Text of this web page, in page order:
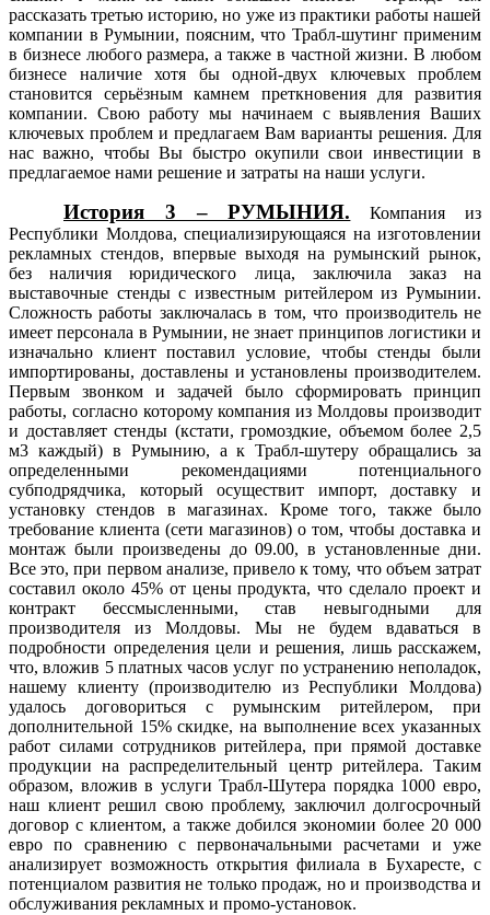
рассказать третью историю, но уже из практики работы нашей
компании в Румынии, поясним, что Трабл-шутинг применим
в бизнесе любого размера, а также в частной жизни. В любом
бизнесе наличие хотя бы одной-двух ключевых проблем
становится серьёзным камнем преткновения для развития
компании. Свою работу мы начинаем с выявления Ваших
ключевых проблем и предлагаем Вам варианты решения. Для
нас важно, чтобы Вы быстро окупили свои инвестиции в
предлагаемое нами решение и затраты на наши услуги.
История 3 – РУМЫНИЯ. Компания из
Республики Молдова, специализирующаяся на изготовлении
рекламных стендов, впервые выходя на румынский рынок,
без наличия юридического лица, заключила заказ на
выставочные стенды с известным ритейлером из Румынии.
Сложность работы заключалась в том, что производитель не
имеет персонала в Румынии, не знает принципов логистики и
изначально клиент поставил условие, чтобы стенды были
импортированы, доставлены и установлены производителем.
Первым звонком и задачей было сформировать принцип
работы, согласно которому компания из Молдовы производит
и доставляет стенды (кстати, громоздкие, объемом более 2,5
м3 каждый) в Румынию, а к Трабл-шутеру обращались за
определенными рекомендациями потенциального
субподрядчика, который осуществит импорт, доставку и
установку стендов в магазинах. Кроме того, также было
требование клиента (сети магазинов) о том, чтобы доставка и
монтаж были произведены до 09.00, в установленные дни.
Все это, при первом анализе, привело к тому, что объем затрат
составил около 45% от цены продукта, что сделало проект и
контракт бессмысленными, став невыгодными для
производителя из Молдовы. Мы не будем вдаваться в
подробности определения цели и решения, лишь расскажем,
что, вложив 5 платных часов услуг по устранению неполадок,
нашему клиенту (производителю из Республики Молдова)
удалось договориться с румынским ритейлером, при
дополнительной 15% скидке, на выполнение всех указанных
работ силами сотрудников ритейлера, при прямой доставке
продукции на распределительный центр ритейлера. Таким
образом, вложив в услуги Трабл-Шутера порядка 1000 евро,
наш клиент решил свою проблему, заключил долгосрочный
договор с клиентом, а также добился экономии более 20 000
евро по сравнению с первоначальными расчетами и уже
анализирует возможность открытия филиала в Бухаресте, с
потенциалом развития не только продаж, но и производства и
обслуживания рекламных и промо-установок.